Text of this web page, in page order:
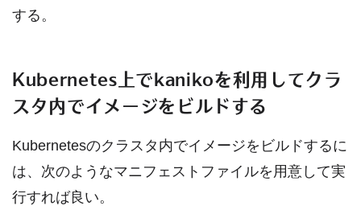
する。
Kubernetes上でkanikoを利用してクラ
スタ内でイメージをビルドする
Kubernetesのクラスタ内でイメージをビルドするに
は、次のようなマニフェストファイルを用意して実
行すれば良い。